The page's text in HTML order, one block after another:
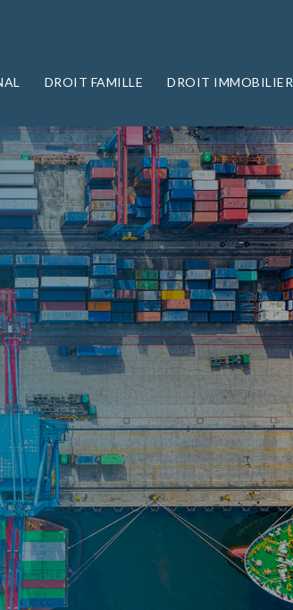
DROIT FAMILLE DROIT IMMOBILIER